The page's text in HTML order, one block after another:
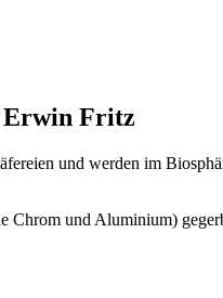
Erwin Fritz
und werden im
Chrom und Aluminium)